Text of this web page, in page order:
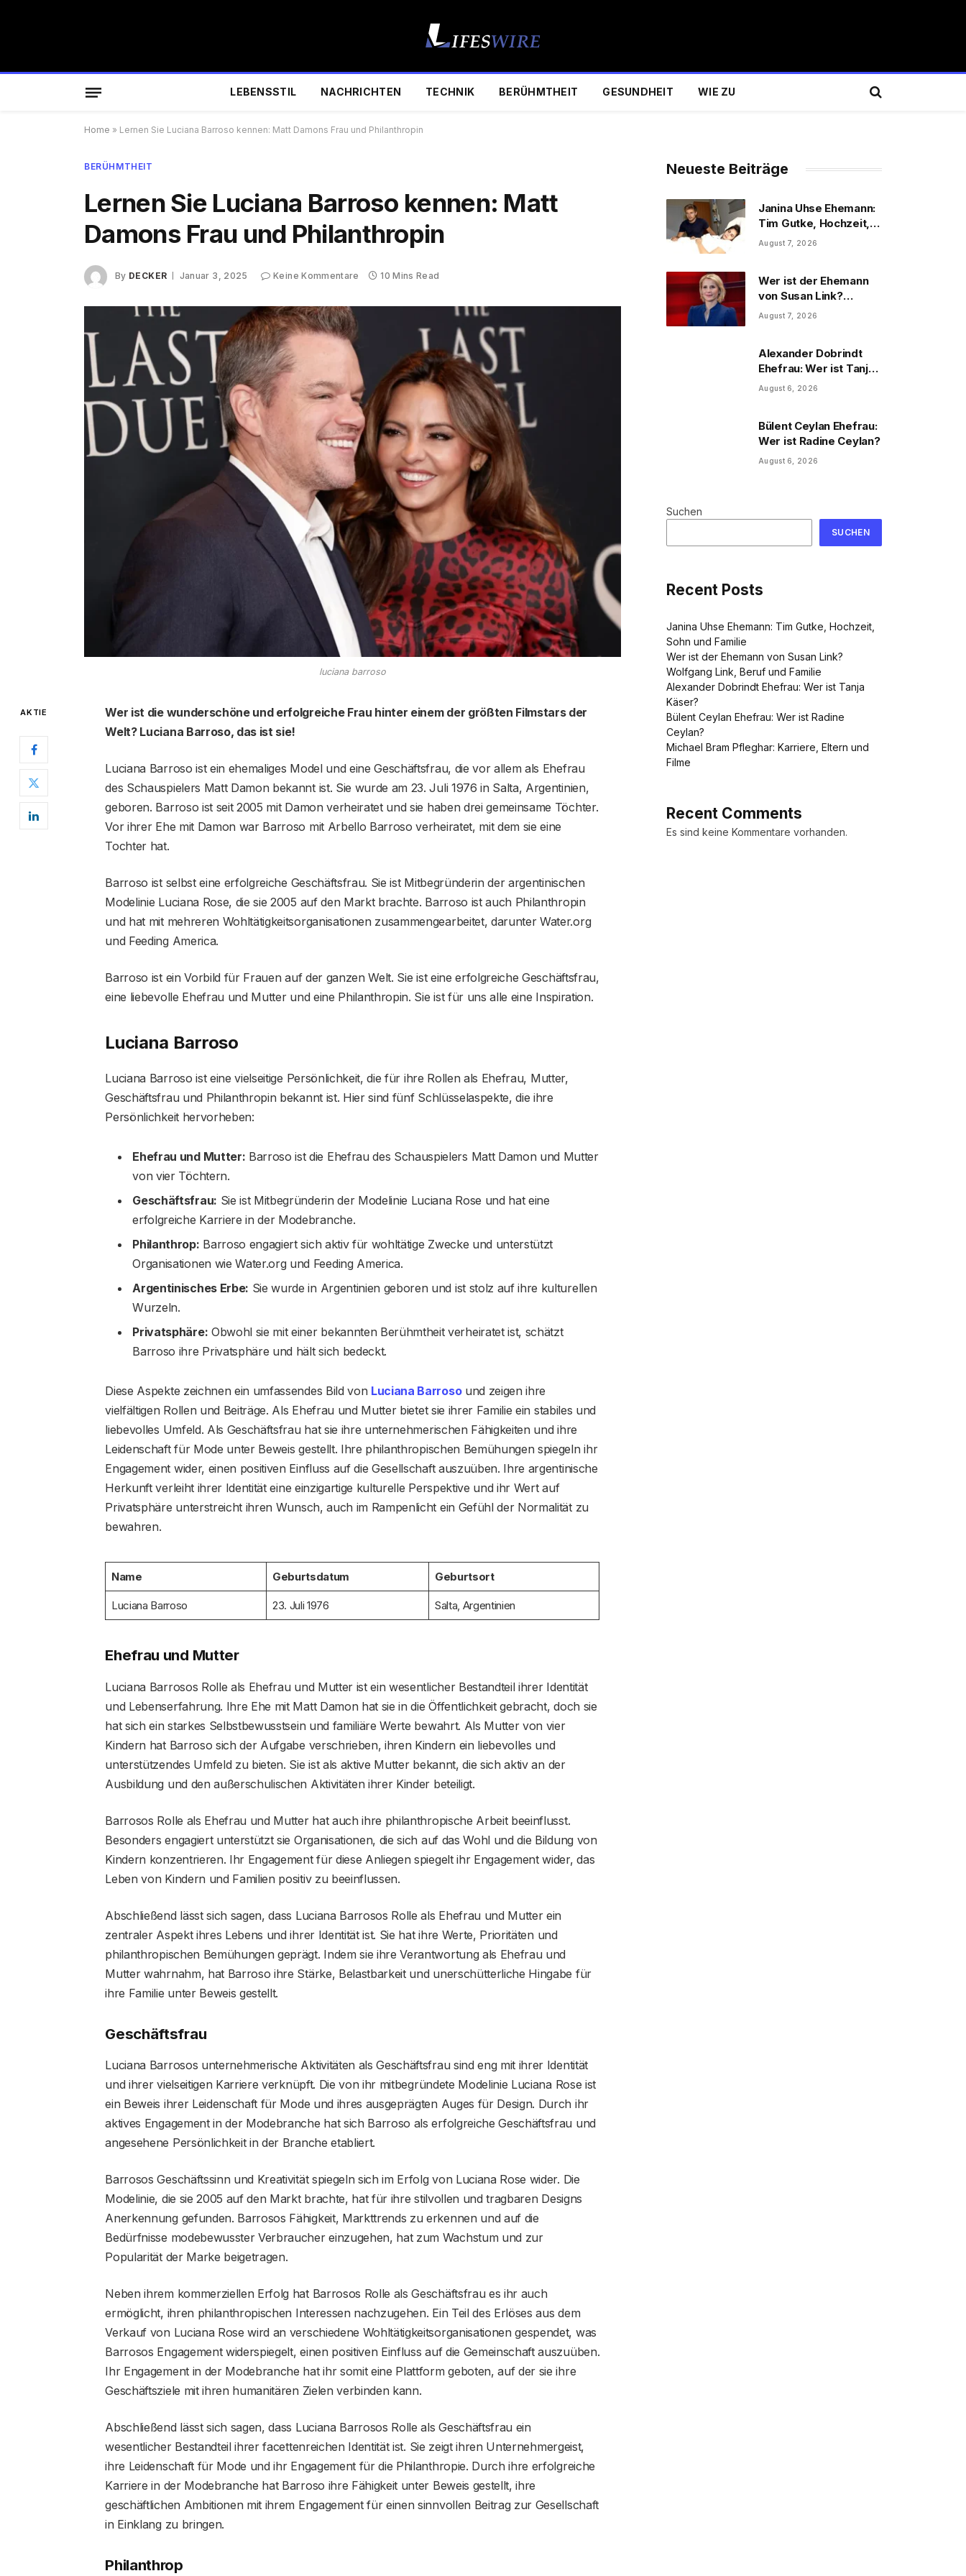
LEBENSSTIL NACHRICHTEN TECHNIK BERÜHMTHEIT GESUNDHEIT WIE ZU
Home » Lernen Sie Luciana Barroso kennen: Matt Damons Frau und Philanthropin
BERÜHMTHEIT
Lernen Sie Luciana Barroso kennen: Matt
Damons Frau und Philanthropin
By DECKER Januar 3, 2025 Keine Kommentare 10 Mins Read
luciana barroso
AKTIE
Wer ist die wunderschöne und erfolgreiche Frau hinter einem der größten Filmstars der
Welt? Luciana Barroso, das ist sie!
Luciana Barroso ist ein ehemaliges Model und eine Geschäftsfrau, die vor allem als Ehefrau
des Schauspielers Matt Damon bekannt ist. Sie wurde am 23. Juli 1976 in Salta, Argentinien,
geboren. Barroso ist seit 2005 mit Damon verheiratet und sie haben drei gemeinsame Töchter.
Vor ihrer Ehe mit Damon war Barroso mit Arbello Barroso verheiratet, mit dem sie eine
Tochter hat.
Barroso ist selbst eine erfolgreiche Geschäftsfrau. Sie ist Mitbegründerin der argentinischen
Modelinie Luciana Rose, die sie 2005 auf den Markt brachte. Barroso ist auch Philanthropin
und hat mit mehreren Wohltätigkeitsorganisationen zusammengearbeitet, darunter Water.org
und Feeding America.
Barroso ist ein Vorbild für Frauen auf der ganzen Welt. Sie ist eine erfolgreiche Geschäftsfrau,
eine liebevolle Ehefrau und Mutter und eine Philanthropin. Sie ist für uns alle eine Inspiration.
Luciana Barroso
Luciana Barroso ist eine vielseitige Persönlichkeit, die für ihre Rollen als Ehefrau, Mutter,
Geschäftsfrau und Philanthropin bekannt ist. Hier sind fünf Schlüsselaspekte, die ihre
Persönlichkeit hervorheben:
Ehefrau und Mutter: Barroso ist die Ehefrau des Schauspielers Matt Damon und Mutter
von vier Töchtern.
Geschäftsfrau: Sie ist Mitbegründerin der Modelinie Luciana Rose und hat eine
erfolgreiche Karriere in der Modebranche.
Philanthrop: Barroso engagiert sich aktiv für wohltätige Zwecke und unterstützt
Organisationen wie Water.org und Feeding America.
Argentinisches Erbe: Sie wurde in Argentinien geboren und ist stolz auf ihre kulturellen
Wurzeln.
Privatsphäre: Obwohl sie mit einer bekannten Berühmtheit verheiratet ist, schätzt
Barroso ihre Privatsphäre und hält sich bedeckt.
Diese Aspekte zeichnen ein umfassendes Bild von Luciana Barrosound zeigen ihre
vielfältigen Rollen und Beiträge. Als Ehefrau und Mutter bietet sie ihrer Familie ein stabiles und
liebevolles Umfeld. Als Geschäftsfrau hat sie ihre unternehmerischen Fähigkeiten und ihre
Leidenschaft für Mode unter Beweis gestellt. Ihre philanthropischen Bemühungen spiegeln ihr
Engagement wider, einen positiven Einfluss auf die Gesellschaft auszuüben. Ihre argentinische
Herkunft verleiht ihrer Identität eine einzigartige kulturelle Perspektive und ihr Wert auf
Privatsphäre unterstreicht ihren Wunsch, auch im Rampenlicht ein Gefühl der Normalität zu
bewahren.
Name Geburtsdatum Geburtsort
Luciana Barroso 23. Juli 1976 Salta, Argentinien
Ehefrau und Mutter
Luciana Barrosos Rolle als Ehefrau und Mutter ist ein wesentlicher Bestandteil ihrer Identität
und Lebenserfahrung. Ihre Ehe mit Matt Damon hat sie in die Öffentlichkeit gebracht, doch sie
hat sich ein starkes Selbstbewusstsein und familiäre Werte bewahrt. Als Mutter von vier
Kindern hat Barroso sich der Aufgabe verschrieben, ihren Kindern ein liebevolles und
unterstützendes Umfeld zu bieten. Sie ist als aktive Mutter bekannt, die sich aktiv an der
Ausbildung und den außerschulischen Aktivitäten ihrer Kinder beteiligt.
Barrosos Rolle als Ehefrau und Mutter hat auch ihre philanthropische Arbeit beeinflusst.
Besonders engagiert unterstützt sie Organisationen, die sich auf das Wohl und die Bildung von
Kindern konzentrieren. Ihr Engagement für diese Anliegen spiegelt ihr Engagement wider, das
Leben von Kindern und Familien positiv zu beeinflussen.
Abschließend lässt sich sagen, dass Luciana Barrosos Rolle als Ehefrau und Mutter ein
zentraler Aspekt ihres Lebens und ihrer Identität ist. Sie hat ihre Werte, Prioritäten und
philanthropischen Bemühungen geprägt. Indem sie ihre Verantwortung als Ehefrau und
Mutter wahrnahm, hat Barroso ihre Stärke, Belastbarkeit und unerschütterliche Hingabe für
ihre Familie unter Beweis gestellt.
Geschäftsfrau
Luciana Barrosos unternehmerische Aktivitäten als Geschäftsfrau sind eng mit ihrer Identität
und ihrer vielseitigen Karriere verknüpft. Die von ihr mitbegründete Modelinie Luciana Rose ist
ein Beweis ihrer Leidenschaft für Mode und ihres ausgeprägten Auges für Design. Durch ihr
aktives Engagement in der Modebranche hat sich Barroso als erfolgreiche Geschäftsfrau und
angesehene Persönlichkeit in der Branche etabliert.
Barrosos Geschäftssinn und Kreativität spiegeln sich im Erfolg von Luciana Rose wider. Die
Modelinie, die sie 2005 auf den Markt brachte, hat für ihre stilvollen und tragbaren Designs
Anerkennung gefunden. Barrosos Fähigkeit, Markttrends zu erkennen und auf die
Bedürfnisse modebewusster Verbraucher einzugehen, hat zum Wachstum und zur
Popularität der Marke beigetragen.
Neben ihrem kommerziellen Erfolg hat Barrosos Rolle als Geschäftsfrau es ihr auch
ermöglicht, ihren philanthropischen Interessen nachzugehen. Ein Teil des Erlöses aus dem
Verkauf von Luciana Rose wird an verschiedene Wohltätigkeitsorganisationen gespendet, was
Barrosos Engagement widerspiegelt, einen positiven Einfluss auf die Gemeinschaft auszuüben.
Ihr Engagement in der Modebranche hat ihr somit eine Plattform geboten, auf der sie ihre
Geschäftsziele mit ihren humanitären Zielen verbinden kann.
Abschließend lässt sich sagen, dass Luciana Barrosos Rolle als Geschäftsfrau ein
wesentlicher Bestandteil ihrer facettenreichen Identität ist. Sie zeigt ihren Unternehmergeist,
ihre Leidenschaft für Mode und ihr Engagement für die Philanthropie. Durch ihre erfolgreiche
Karriere in der Modebranche hat Barroso ihre Fähigkeit unter Beweis gestellt, ihre
geschäftlichen Ambitionen mit ihrem Engagement für einen sinnvollen Beitrag zur Gesellschaft
in Einklang zu bringen.
Philanthrop
Neueste Beiträge
Janina Uhse Ehemann:
Tim Gutke, Hochzeit,
Sohn und Familie
August 7, 2026
Wer ist der Ehemann
von Susan Link?
Wolfgang Link, Beruf
August 7, 2026
Alexander Dobrindt
Ehefrau: Wer ist Tanja
Käser?
August 6, 2026
Bülent Ceylan Ehefrau:
Wer ist Radine Ceylan?
August 6, 2026
Suchen
SUCHEN
Recent Posts
Janina Uhse Ehemann: Tim Gutke, Hochzeit,
Sohn und Familie
Wer ist der Ehemann von Susan Link?
Wolfgang Link, Beruf und Familie
Alexander Dobrindt Ehefrau: Wer ist Tanja
Käser?
Bülent Ceylan Ehefrau: Wer ist Radine
Ceylan?
Michael Bram Pfleghar: Karriere, Eltern und
Filme
Recent Comments
Es sind keine Kommentare vorhanden.